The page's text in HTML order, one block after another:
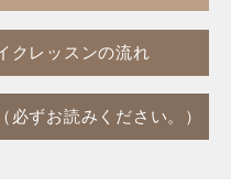
クレッスンの流れ
必ずお読みください。）